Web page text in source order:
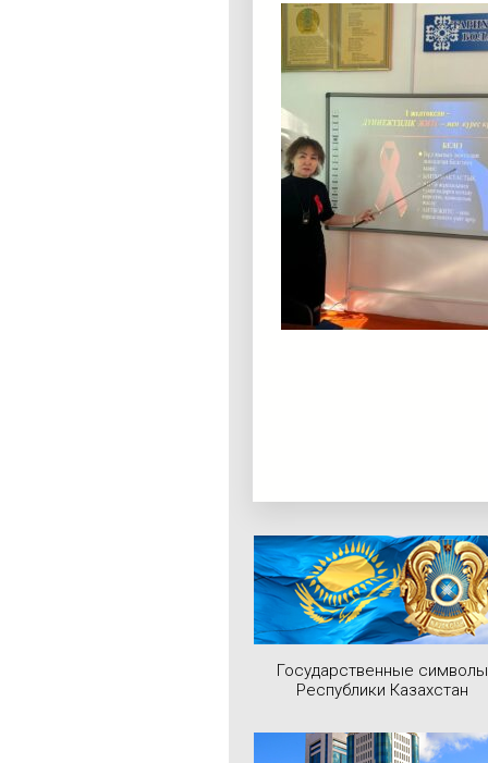
Государственные символы
Республики Казахстан